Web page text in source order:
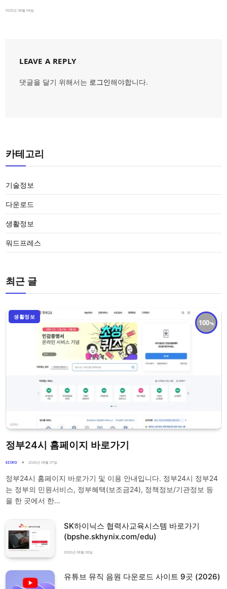
2026년 08월 04일
LEAVE A REPLY
댓글을 달기 위해서는 로그인해야합니다.
카테고리
기술정보
다운로드
생활정보
워드프레스
최근 글
100
생활정보
정부24시 홈페이지 바로가기
EZIRO 2026년 08월 07일
정부24시 홈페이지 바로가기 및 이용 안내입니다. 정부24시 정부24
는 정부의 민원서비스, 정부혜택(보조금24), 정책정보/기관정보 등
을 한 곳에서 한…
SK하이닉스 협력사교육시스템 바로가기
(bpshe.skhynix.com/edu)
2026년 08월 06일
유튜브 뮤직 음원 다운로드 사이트 9곳 (2026)